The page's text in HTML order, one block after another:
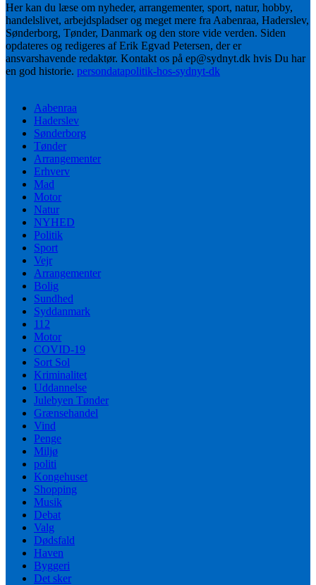
Her kan du læse om nyheder, arrangementer, sport, natur, hobby,
handelslivet, arbejdspladser og meget mere fra Aabenraa, Haderslev,
Sønderborg, Tønder, Danmark og den store vide verden. Siden
opdateres og redigeres af Erik Egvad Petersen, der er
ansvarshavende redaktør. Kontakt os på ep@sydnyt.dk hvis Du har
en god historie. persondatapolitik-hos-sydnyt-dk
Aabenraa
Haderslev
Sønderborg
Tønder
Arrangementer
Erhverv
Mad
Motor
Natur
NYHED
Politik
Sport
Vejr
Arrangementer
Bolig
Sundhed
Syddanmark
112
Motor
COVID-19
Sort Sol
Kriminalitet
Uddannelse
Julebyen Tønder
Grænsehandel
Vind
Penge
Miljø
politi
Kongehuset
Shopping
Musik
Debat
Valg
Dødsfald
Haven
Byggeri
Det sker